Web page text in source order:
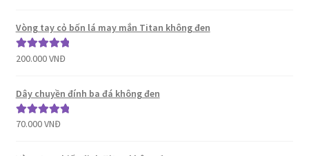
sao
Vòng tay cỏ bốn lá may mắn Titan không đen
Được xếp
sao
200.000VNĐ
Dây chuyền đính ba đá không đen
Được xếp
sao
70.000VNĐ